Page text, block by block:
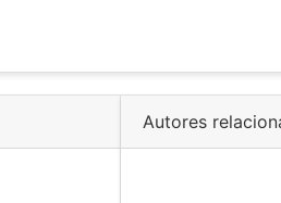
Autores